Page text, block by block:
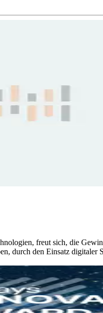
freut sich, die
durch den Einsatz